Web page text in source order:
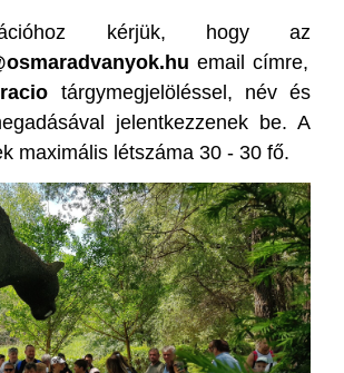
kérjük, hogy az
u email címre,
tárgymegjelöléssel, név és
jelentkezzenek be. A
maximális létszáma 30 - 30 fő.